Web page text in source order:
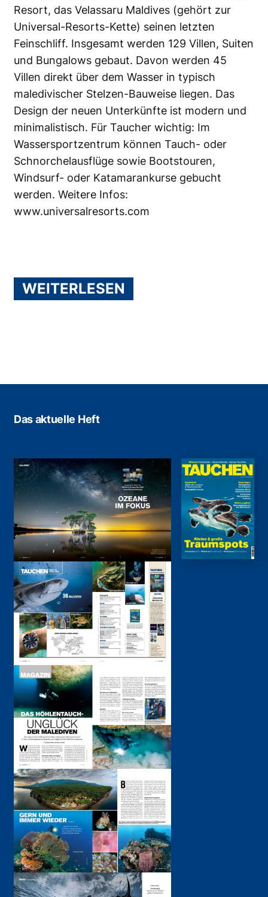
Resort, das Velassaru Maldives (gehört zur
Universal-Resorts-Kette) seinen letzten
Feinschliff. Insgesamt werden 129 Villen, Suiten
und Bungalows gebaut. Davon werden 45
Villen direkt über dem Wasser in typisch
maledivischer Stelzen-Bauweise liegen. Das
Design der neuen Unterkünfte ist modern und
minimalistisch. Für Taucher wichtig: Im
Wassersportzentrum können Tauch- oder
Schnorchelausflüge sowie Bootstouren,
Windsurf- oder Katamarankurse gebucht
werden. Weitere Infos:
www.universalresorts.com
WEITERLESEN
Das aktuelle Heft